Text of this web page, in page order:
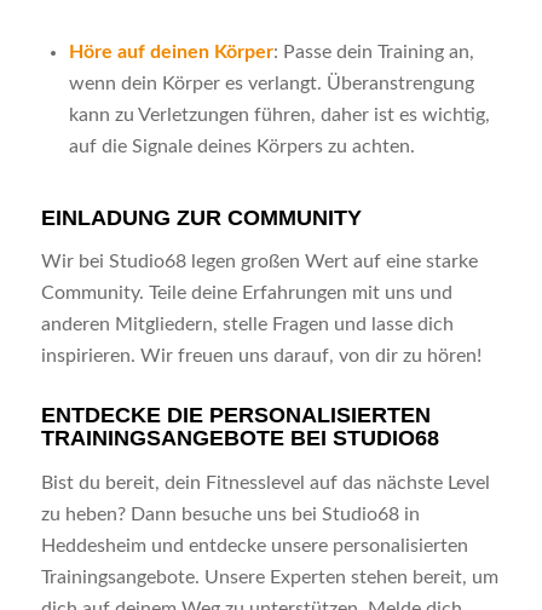
Höre auf deinen Körper: Passe dein Training an,
wenn dein Körper es verlangt. Überanstrengung
kann zu Verletzungen führen, daher ist es wichtig,
auf die Signale deines Körpers zu achten.
EINLADUNG ZUR COMMUNITY
Wir bei Studio68 legen großen Wert auf eine starke
Community. Teile deine Erfahrungen mit uns und
anderen Mitgliedern, stelle Fragen und lasse dich
inspirieren. Wir freuen uns darauf, von dir zu hören!
ENTDECKE DIE PERSONALISIERTEN
TRAININGSANGEBOTE BEI STUDIO68
Bist du bereit, dein Fitnesslevel auf das nächste Level
zu heben? Dann besuche uns bei Studio68 in
Heddesheim und entdecke unsere personalisierten
Trainingsangebote. Unsere Experten stehen bereit, um